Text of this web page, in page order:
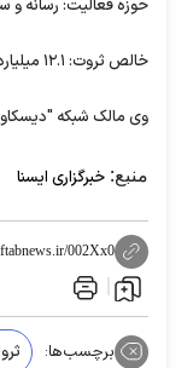
حوزه فعالیت: رسانه و
خالص ثروت: ۱۲.۱ میلیارد دلار
وی مالک شبکه
منبع: خبرگزاری ایسنا
002Xx0
برچسب‌ها: